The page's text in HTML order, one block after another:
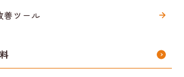
善ツール